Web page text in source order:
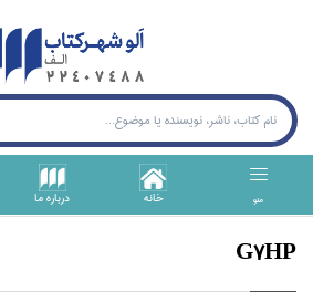
منو خانه درباره ما
G7HP